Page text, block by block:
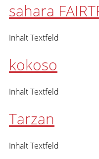
sahara
Inhalt Textfeld
kokoso
Inhalt Textfeld
Tarzan
Inhalt Textfeld